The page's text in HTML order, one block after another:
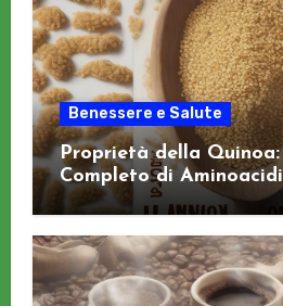
Benessere e Salute
Proprietà della
Completo di Aminoacidi